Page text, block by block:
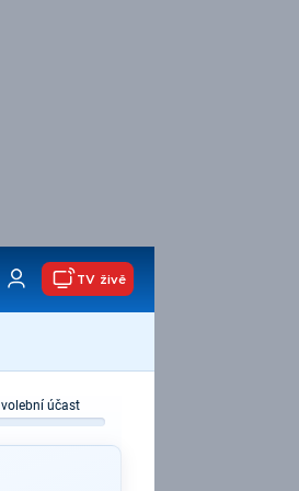
TV živě
volební účast